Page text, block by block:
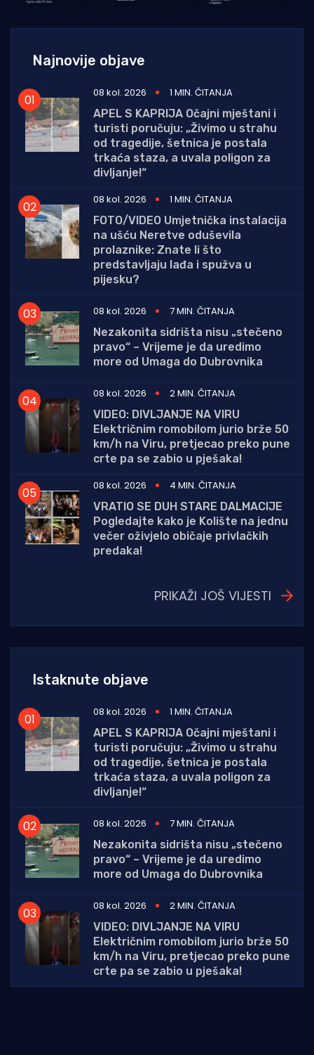
Najnovije objave
08 kol. 2026
1 MIN. ČITANJA
APEL S KAPRIJA Očajni mještani i
turisti poručuju: „Živimo u strahu
od tragedije, šetnica je postala
trkaća staza, a uvala poligon za
divljanje!“
08 kol. 2026
1 MIN. ČITANJA
FOTO/VIDEO Umjetnička instalacija
na ušću Neretve oduševila
prolaznike: Znate li što
predstavljaju lađa i spužva u
pijesku?
08 kol. 2026
7 MIN. ČITANJA
Nezakonita sidrišta nisu „stečeno
pravo“ – Vrijeme je da uredimo
more od Umaga do Dubrovnika
08 kol. 2026
2 MIN. ČITANJA
VIDEO: DIVLJANJE NA VIRU
Električnim romobilom jurio brže 50
km/h na Viru, pretjecao preko pune
crte pa se zabio u pješaka!
08 kol. 2026
4 MIN. ČITANJA
VRATIO SE DUH STARE DALMACIJE
Pogledajte kako je Kolište na jednu
večer oživjelo običaje privlačkih
predaka!
PRIKAŽI JOŠ VIJESTI
Istaknute objave
08 kol. 2026
1 MIN. ČITANJA
APEL S KAPRIJA Očajni mještani i
turisti poručuju: „Živimo u strahu
od tragedije, šetnica je postala
trkaća staza, a uvala poligon za
divljanje!“
08 kol. 2026
7 MIN. ČITANJA
Nezakonita sidrišta nisu „stečeno
pravo“ – Vrijeme je da uredimo
more od Umaga do Dubrovnika
08 kol. 2026
2 MIN. ČITANJA
VIDEO: DIVLJANJE NA VIRU
Električnim romobilom jurio brže 50
km/h na Viru, pretjecao preko pune
crte pa se zabio u pješaka!